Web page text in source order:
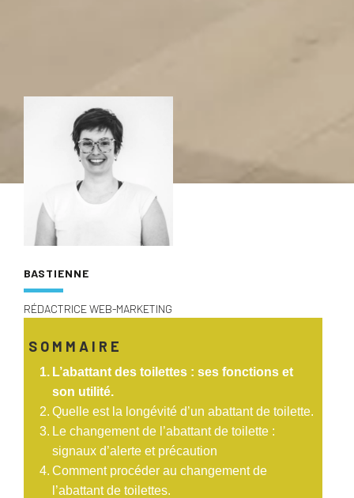
BASTIENNE
RÉDACTRICE WEB-MARKETING
SOMMAIRE
L’abattant des toilettes : ses fonctions et
son utilité.
Quelle est la longévité d’un abattant de toilette.
Le changement de l’abattant de toilette :
signaux d’alerte et précaution
Comment procéder au changement de
l’abattant de toilettes.